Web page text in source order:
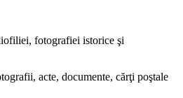
fotografiei istorice şi
acte, documente, cărţi poştale